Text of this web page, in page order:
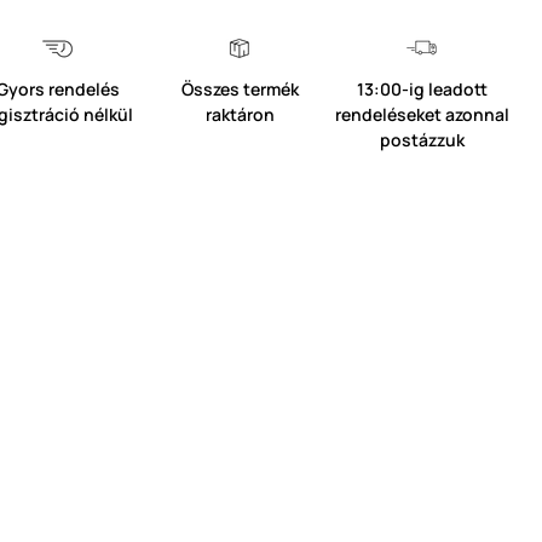
rendelés
nélkül
Összes termék
raktáron
13:00-ig leadott
rendeléseket azonnal
postázzuk